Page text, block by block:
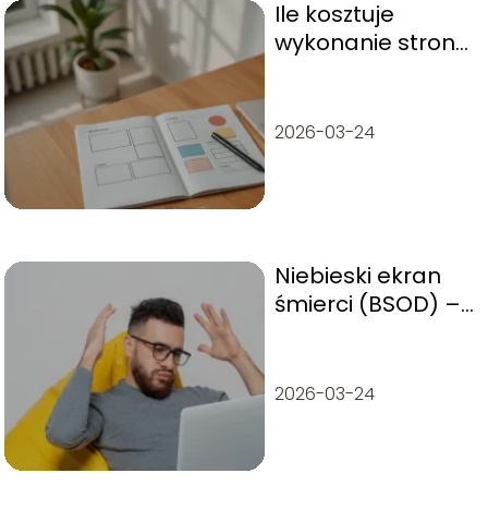
Ile kosztuje
wykonanie strony
2026-03-24
Niebieski ekran
śmierci (BSOD) –
metody naprawy
2026-03-24